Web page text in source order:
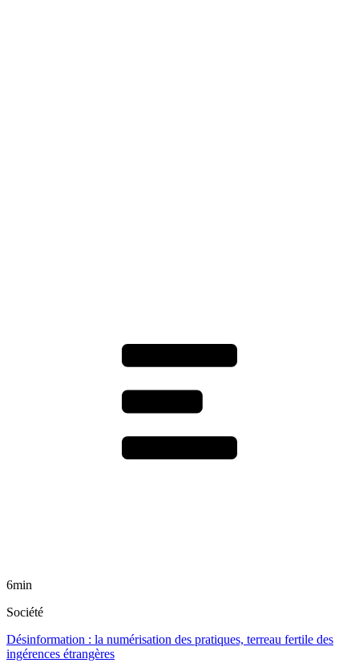
6min
Société
Désinformation : la numérisation des pratiques, terreau fertile des
ingérences étrangères